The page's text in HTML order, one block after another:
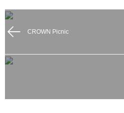
CROWN Picnic